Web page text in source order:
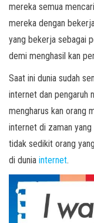
mereka semua
mereka dengan
yang bekerja sebagai
demi menghasil kan
Saat ini dunia sudah
internet dan pengaruh
mengharus kan orang
internet di zaman
tidak sedikit orang
di dunia internet.